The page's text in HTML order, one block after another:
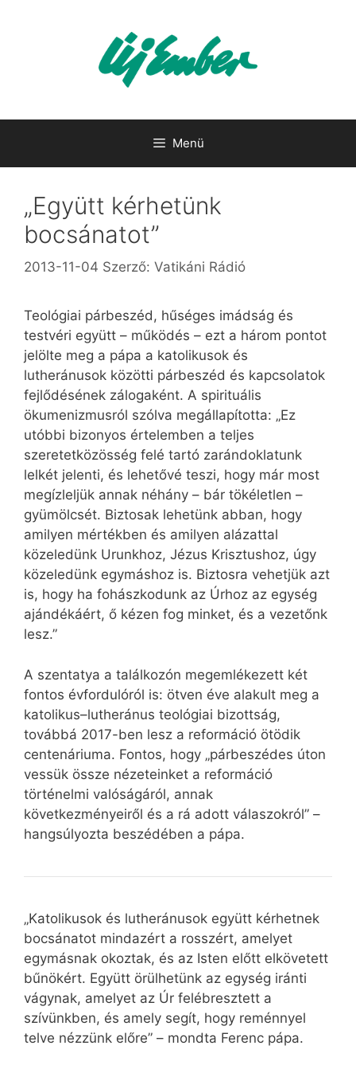
Menü
„Együtt kérhetünk
bocsánatot”
2013-11-04 Szerző: Vatikáni Rádió
Teológiai párbeszéd, hűséges imádság és
testvéri együtt – működés – ezt a három pontot
jelölte meg a pápa a katolikusok és
lutheránusok közötti párbeszéd és kapcsolatok
fejlődésének zálogaként. A spirituális
ökumenizmusról szólva megállapította: „Ez
utóbbi bizonyos értelemben a teljes
szeretetközösség felé tartó zarándoklatunk
lelkét jelenti, és lehetővé teszi, hogy már most
megízleljük annak néhány – bár tökéletlen –
gyümölcsét. Biztosak lehetünk abban, hogy
amilyen mértékben és amilyen alázattal
közeledünk Urunkhoz, Jézus Krisztushoz, úgy
közeledünk egymáshoz is. Biztosra vehetjük azt
is, hogy ha fohászkodunk az Úrhoz az egység
ajándékáért, ő kézen fog minket, és a vezetőnk
lesz.”
A szentatya a találkozón megemlékezett két
fontos évfordulóról is: ötven éve alakult meg a
katolikus–lutheránus teológiai bizottság,
továbbá 2017-ben lesz a reformáció ötödik
centenáriuma. Fontos, hogy „párbeszédes úton
vessük össze nézeteinket a reformáció
történelmi valóságáról, annak
következményeiről és a rá adott válaszokról” –
hangsúlyozta beszédében a pápa.
„Katolikusok és lutheránusok együtt kérhetnek
bocsánatot mindazért a rosszért, amelyet
egymásnak okoztak, és az Isten előtt elkövetett
bűnökért. Együtt örülhetünk az egység iránti
vágynak, amelyet az Úr felébresztett a
szívünkben, és amely segít, hogy reménnyel
telve nézzünk előre” – mondta Ferenc pápa.